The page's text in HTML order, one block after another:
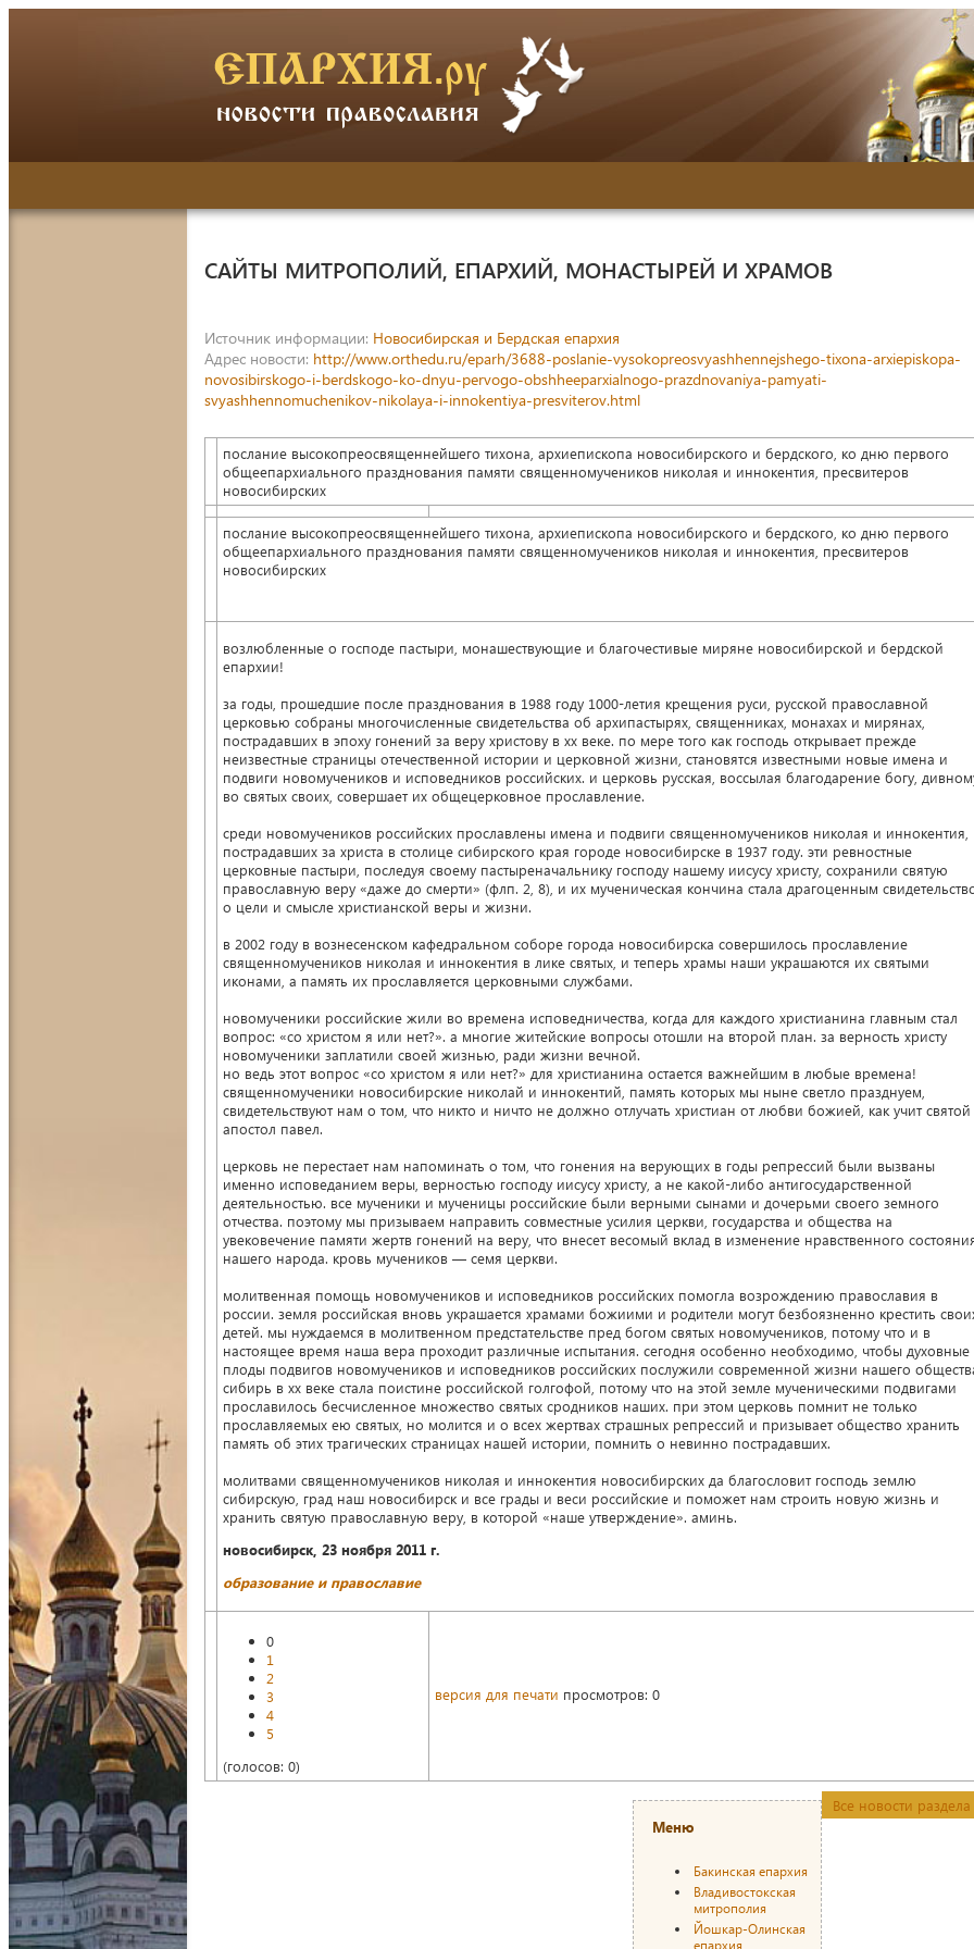
САЙТЫ МИТРОПОЛИЙ, ЕПАРХИЙ, МОНАСТЫРЕЙ И ХРАМОВ
Источник информации: Новосибирская и Бердская епархия
Адрес новости: http://www.orthedu.ru/eparh/3688-poslanie-vysokopreosvyashhennejshego-tixona-arxiepiskopa-
novosibirskogo-i-berdskogo-ko-dnyu-pervogo-obshheeparxialnogo-prazdnovaniya-pamyati-
svyashhennomuchenikov-nikolaya-i-innokentiya-presviterov.html
послание высокопреосвященнейшего тихона, архиепископа новосибирского и бердского, ко дню первого
общеепархиального празднования памяти священномучеников николая и иннокентия, пресвитеров
новосибирских
послание высокопреосвященнейшего тихона, архиепископа новосибирского и бердского, ко дню первого
общеепархиального празднования памяти священномучеников николая и иннокентия, пресвитеров
новосибирских
возлюбленные о господе пастыри, монашествующие и благочестивые миряне новосибирской и бердской
епархии!
за годы, прошедшие после празднования в 1988 году 1000-летия крещения руси, русской православной
церковью собраны многочисленные свидетельства об архипастырях, священниках, монахах и мирянах,
пострадавших в эпоху гонений за веру христову в xx веке. по мере того как господь открывает прежде
неизвестные страницы отечественной истории и церковной жизни, становятся известными новые имена и
подвиги новомучеников и исповедников российских. и церковь русская, воссылая благодарение богу,
во святых своих, совершает их общецерковное прославление.
среди новомучеников российских прославлены имена и подвиги священномучеников николая и иннокентия,
пострадавших за христа в столице сибирского края городе новосибирске в 1937 году. эти ревностные
церковные пастыри, последуя своему пастыреначальнику господу нашему иисусу христу, сохранили святую
православную веру «даже до смерти» (флп. 2, 8), и их мученическая кончина стала драгоценным
о цели и смысле христианской веры и жизни.
в 2002 году в вознесенском кафедральном соборе города новосибирска совершилось прославление
священномучеников николая и иннокентия в лике святых, и теперь храмы наши украшаются их святыми
иконами, а память их прославляется церковными службами.
новомученики российские жили во времена исповедничества, когда для каждого христианина главным стал
вопрос: «со христом я или нет?». а многие житейские вопросы отошли на второй план. за верность христу
новомученики заплатили своей жизнью, ради жизни вечной.
но ведь этот вопрос «со христом я или нет?» для христианина остается важнейшим в любые времена!
священномученики новосибирские николай и иннокентий, память которых мы ныне светло празднуем,
свидетельствуют нам о том, что никто и ничто не должно отлучать христиан от любви божией, как учит святой
апостол павел.
церковь не перестает нам напоминать о том, что гонения на верующих в годы репрессий были вызваны
именно исповеданием веры, верностью господу иисусу христу, а не какой-либо антигосударственной
деятельностью. все мученики и мученицы российские были верными сынами и дочерьми своего земного
отчества. поэтому мы призываем направить совместные усилия церкви, государства и общества на
увековечение памяти жертв гонений на веру, что внесет весомый вклад в изменение нравственного
нашего народа. кровь мучеников — семя церкви.
молитвенная помощь новомучеников и исповедников российских помогла возрождению православия в
россии. земля российская вновь украшается храмами божиими и родители могут безбоязненно крестить
детей. мы нуждаемся в молитвенном предстательстве пред богом святых новомучеников, потому что и в
настоящее время наша вера проходит различные испытания. сегодня особенно необходимо, чтобы духовные
плоды подвигов новомучеников и исповедников российских послужили современной жизни нашего
сибирь в xx веке стала поистине российской голгофой, потому что на этой земле мученическими подвигами
прославилось бесчисленное множество святых сродников наших. при этом церковь помнит не только
прославляемых ею святых, но молится и о всех жертвах страшных репрессий и призывает общество хранить
память об этих трагических страницах нашей истории, помнить о невинно пострадавших.
молитвами священномучеников николая и иннокентия новосибирских да благословит господь землю
сибирскую, град наш новосибирск и все грады и веси российские и поможет нам строить новую жизнь и
хранить святую православную веру, в которой «наше утверждение». аминь.
новосибирск, 23 ноября 2011 г.
образование и православие
0
1
2
3
4
5
(голосов: 0)
версия для печати просмотров: 0
Все новости
Меню
Бакинская епархия
Владивостокская
митрополия
Йошкар-Олинская
епархия